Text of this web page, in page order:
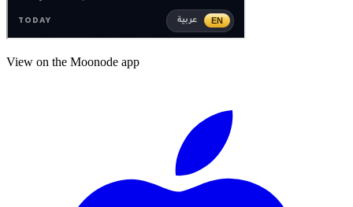
View on the Moonode app